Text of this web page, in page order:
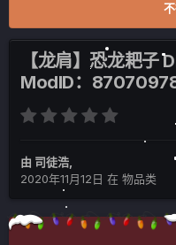
【龙肩】恐龙耙子
ModID：
由 司徒浩,
2020年11月12日 在 物品类